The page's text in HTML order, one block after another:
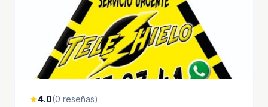
star4.0(0 reseñas)